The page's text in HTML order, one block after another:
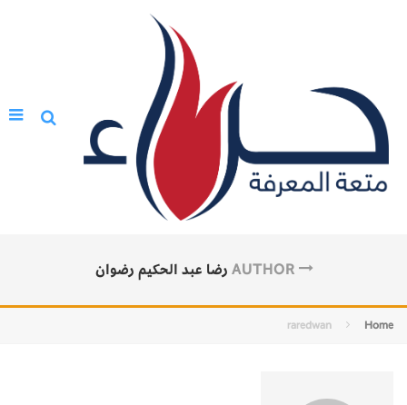
AUTHOR رضا عبد الحكيم رضوان
Home
raredwan